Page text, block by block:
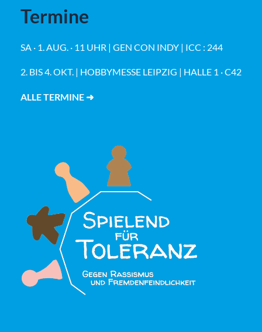
Termine
SA · 1. AUG. · 11 UHR | GEN CON INDY | ICC : 244
2. BIS 4. OKT. | HOBBYMESSE LEIPZIG | HALLE 1 · C42
ALLE TERMINE ➜